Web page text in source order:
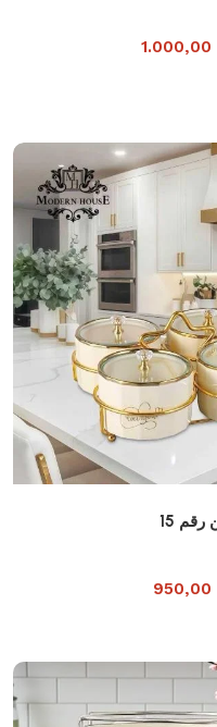
1.000,00
950,00